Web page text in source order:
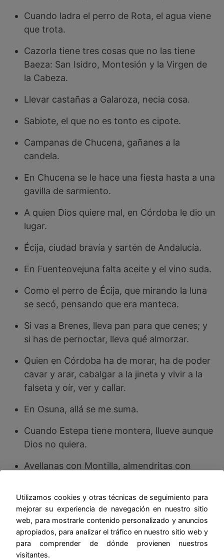
Cuando ladra el perro de Rota, el agua viene
que trota.
Cazorla tiene tres cosas que no las tiene
Baeza: San Isidro, Montesión y la Virgen de
la Cabeza.
Llevar castañas a Galaroza, necia cosa.
Sabiote, el que no es tonto es cipote.
Campanas de Chucena, gañanes a la
candela.
En Chucena se le hace una fiesta hasta a una
gavilla de sarmiento.
A quien Dios quiere mal, en Córdoba le dio un
lugar.
Écija, ciudad bravía y sartén de Andalucía.
En Fuenteovejuna falta aceite y el vino suda.
Como el perro de Écija, que mirando la luna
se secó, pensando que era manteca.
Si vas a Brenes, lleva pan para que cenes; y
si has de pernoctar, lleva qué almorzar.
Quien en Córdoba ha de morar, ha de poder
cavar y arar, cabalgar a la jineta y vivir a la
falseta y oír, ver y callar.
En Osuna, allá se me suma.
Cuando Estepa tiene montera, llueve aunque
Dios no quiera.
Avellanas con Montilla, almendritas con
pon los tres.
En Aracena, quien no tiene pan no cena.
Del Genal, la castaña en esportal.
Utilizamos cookies y otras técnicas de seguimiento para
mejorar su experiencia de navegación en nuestro sitio
web, para mostrarle contenido personalizado y anuncios
apropiados, para analizar el tráfico en nuestro sitio web y
para comprender de dónde provienen nuestros
visitantes.